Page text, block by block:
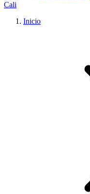
Cali
Inicio